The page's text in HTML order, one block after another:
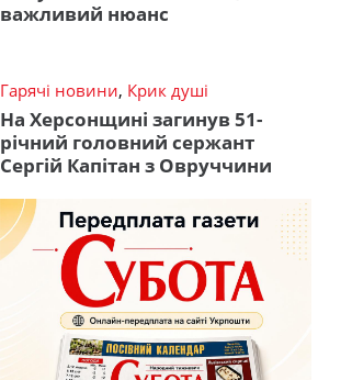
важливий нюанс
Гарячі новини, Крик душі
На Херсонщині загинув 51-
річний головний сержант
Сергій Капітан з Овруччини